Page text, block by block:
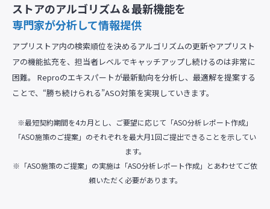
ストアのアルゴリズム＆最新機能を
専門家が分析して情報提供
アプリストア内の検索順位を決めるアルゴリズムの更新やアプリスト
アの機能拡充を、担当者レベルでキャッチアップし続けるのは非常に
困難。 Reproのエキスパートが最新動向を分析し、最適解を提案する
ことで、“勝ち続けられる”ASO対策を実現していきます。
※最短契約期間を4カ月とし、ご要望に応じて「ASO分析レポート作成」
「ASO施策のご提案」のそれぞれを最大月1回ご提出できることを示してい
ます。
※「ASO施策のご提案」の実施は「ASO分析レポート作成」とあわせてご依
頼いただく必要があります。